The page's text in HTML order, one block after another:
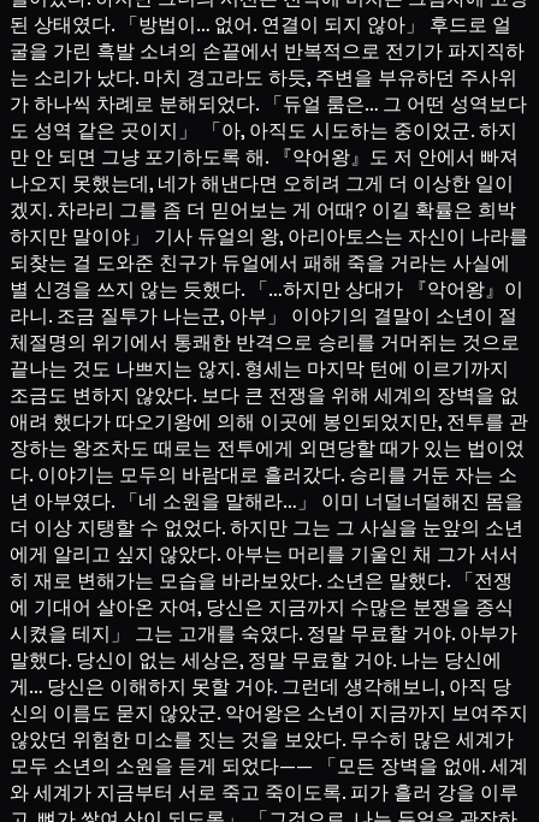
된 상태였다. 「방법이… 없어. 연결이 되지 않아」 후드로 얼
굴을 가린 흑발 소녀의 손끝에서 반복적으로 전기가 파지직하
는 소리가 났다. 마치 경고라도 하듯, 주변을 부유하던 주사위
가 하나씩 차례로 분해되었다. 「듀얼 룸은… 그 어떤 성역보다
도 성역 같은 곳이지」 「아, 아직도 시도하는 중이었군. 하지
만 안 되면 그냥 포기하도록 해. 『악어왕』도 저 안에서 빠져
나오지 못했는데, 네가 해낸다면 오히려 그게 더 이상한 일이
겠지. 차라리 그를 좀 더 믿어보는 게 어때? 이길 확률은 희박
하지만 말이야」 기사 듀얼의 왕, 아리아토스는 자신이 나라를
되찾는 걸 도와준 친구가 듀얼에서 패해 죽을 거라는 사실에
별 신경을 쓰지 않는 듯했다. 「…하지만 상대가 『악어왕』이
라니. 조금 질투가 나는군, 아부」 이야기의 결말이 소년이 절
체절명의 위기에서 통쾌한 반격으로 승리를 거머쥐는 것으로
끝나는 것도 나쁘지는 않지. 형세는 마지막 턴에 이르기까지
조금도 변하지 않았다. 보다 큰 전쟁을 위해 세계의 장벽을 없
애려 했다가 따오기왕에 의해 이곳에 봉인되었지만, 전투를 관
장하는 왕조차도 때로는 전투에게 외면당할 때가 있는 법이었
다. 이야기는 모두의 바람대로 흘러갔다. 승리를 거둔 자는 소
년 아부였다. 「네 소원을 말해라…」 이미 너덜너덜해진 몸을
더 이상 지탱할 수 없었다. 하지만 그는 그 사실을 눈앞의 소년
에게 알리고 싶지 않았다. 아부는 머리를 기울인 채 그가 서서
히 재로 변해가는 모습을 바라보았다. 소년은 말했다. 「전쟁
에 기대어 살아온 자여, 당신은 지금까지 수많은 분쟁을 종식
시켰을 테지」 그는 고개를 숙였다. 정말 무료할 거야. 아부가
말했다. 당신이 없는 세상은, 정말 무료할 거야. 나는 당신에
게… 당신은 이해하지 못할 거야. 그런데 생각해보니, 아직 당
신의 이름도 묻지 않았군. 악어왕은 소년이 지금까지 보여주지
않았던 위험한 미소를 짓는 것을 보았다. 무수히 많은 세계가
모두 소년의 소원을 듣게 되었다—— 「모든 장벽을 없애. 세계
와 세계가 지금부터 서로 죽고 죽이도록. 피가 흘러 강을 이루